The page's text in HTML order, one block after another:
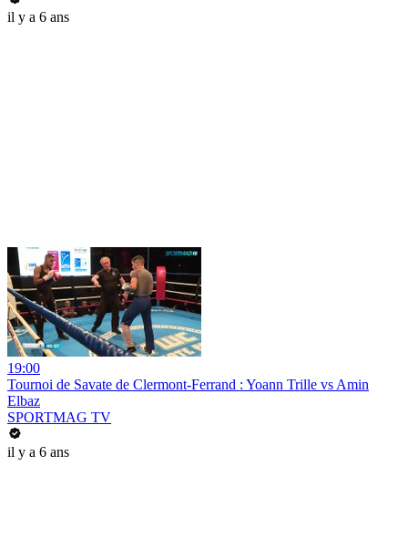
il y a 6 ans
19:00
Tournoi de Savate de Clermont-Ferrand : Yoann Trille vs Amin
Elbaz
SPORTMAG TV
il y a 6 ans